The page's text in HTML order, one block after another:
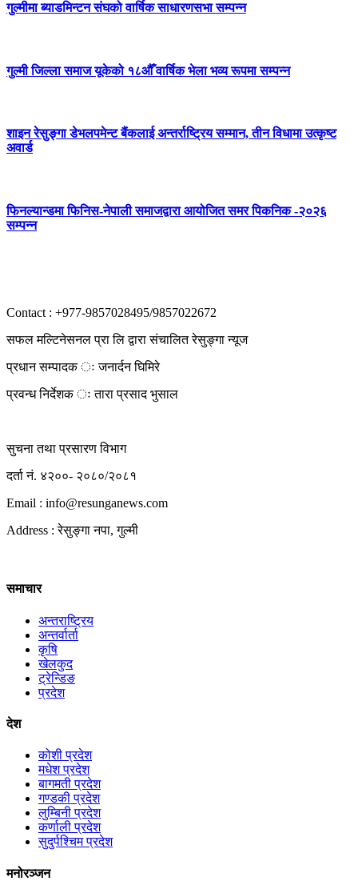
गुल्मीमा ब्याडमिन्टन संघको वार्षिक साधारणसभा सम्पन्न
गुल्मी जिल्ला समाज यूकेको १८औँ वार्षिक भेला भव्य रूपमा सम्पन्न
शाइन रेसुङ्गा डेभलपमेन्ट बैंकलाई अन्तर्राष्ट्रिय सम्मान, तीन विधामा उत्कृष्ट
अवार्ड
फिनल्यान्डमा फिनिस-नेपाली समाजद्वारा आयोजित समर पिकनिक -२०२६
सम्पन्न
Contact : +977-9857028495/9857022672
सफल मल्टिनेसनल प्रा लि द्वारा संचालित रेसुङ्गा न्यूज
प्रधान सम्पादक ः जनार्दन घिमिरे
प्रवन्ध निर्देशक ः तारा प्रसाद भुसाल
सुचना तथा प्रसारण विभाग
दर्ता नं. ४२००- २०८०/२०८१
Email : info@resunganews.com
Address : रेसुङ्गा नपा, गुल्मी
समाचार
अन्तराष्ट्रिय
अन्तर्वार्ता
कृषि
खेलकुद
ट्रेन्डिङ
प्रदेश
देश
कोशी प्रदेश
मधेश प्रदेश
बागमती प्रदेश
गण्डकी प्रदेश
लुम्बिनी प्रदेश
कर्णाली प्रदेश
सुदुर्पश्चिम प्रदेश
मनोरञ्जन